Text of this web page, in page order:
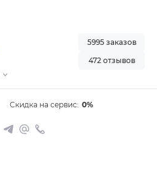
5995 заказов
472 отзывов
Скидка на сервис: 0%